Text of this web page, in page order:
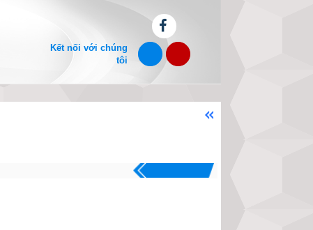
Kết nối với chúng
tôi
Chào mừng bạn đến với